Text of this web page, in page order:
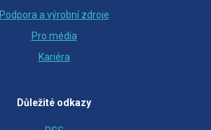
Podpora a výrobní zdroje
Pro média
Kariéra
Důležité odkazy